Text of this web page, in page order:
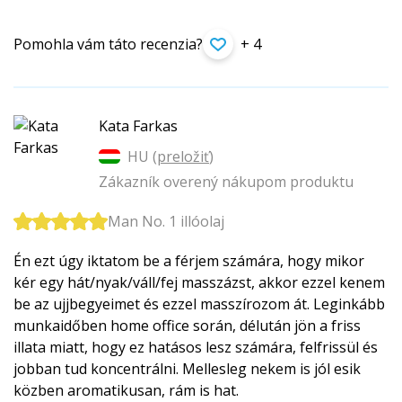
Pomohla vám táto recenzia? + 4
Kata Farkas
HU (preložiť)
Zákazník overený nákupom produktu
Man No. 1 illóolaj
Én ezt úgy iktatom be a férjem számára, hogy mikor
kér egy hát/nyak/váll/fej masszázst, akkor ezzel kenem
be az ujjbegyeimet és ezzel masszírozom át. Leginkább
munkaidőben home office során, délután jön a friss
illata miatt, hogy ez hatásos lesz számára, felfrissül és
jobban tud koncentrálni. Mellesleg nekem is jól esik
közben aromatikusan, rám is hat.